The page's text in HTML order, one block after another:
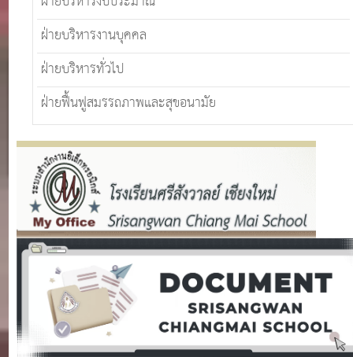
ฝ่ายบริหารงานบุคคล
ฝ่ายบริหารทั่วไป
ฝ่ายฟื้นฟูสมรรถภาพและสุขอนามัย